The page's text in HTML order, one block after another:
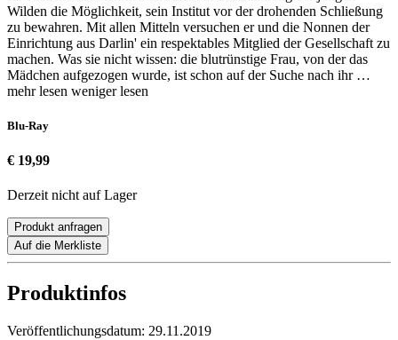
Wilden die Möglichkeit, sein Institut vor der drohenden Schließung
zu bewahren. Mit allen Mitteln versuchen er und die Nonnen der
Einrichtung aus Darlin' ein respektables Mitglied der Gesellschaft zu
machen. Was sie nicht wissen: die blutrünstige Frau, von der das
Mädchen aufgezogen wurde, ist schon auf der Suche nach ihr …
mehr lesen weniger lesen
Blu-Ray
€ 19,99
Derzeit nicht auf Lager
Produkt anfragen
Auf die Merkliste
Produktinfos
Veröffentlichungsdatum: 29.11.2019